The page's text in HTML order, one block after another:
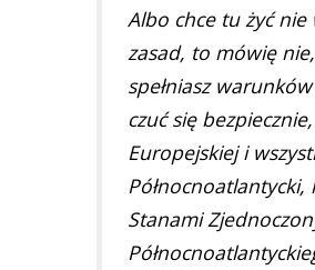
Albo chce tu żyć
zasad, to mówię
spełniasz
czuć się
Europejskiej i
Stanami